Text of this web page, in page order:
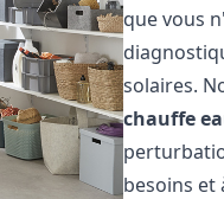
que vous
solaires.
chauffe
besoins et